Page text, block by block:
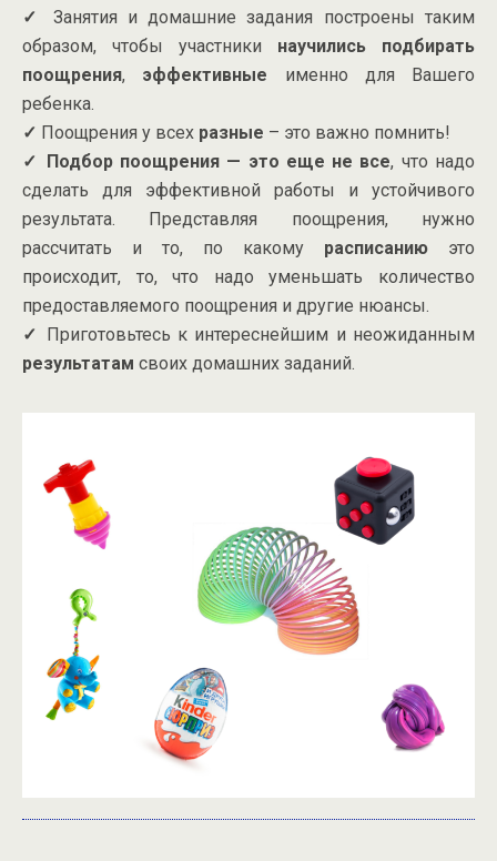
✓
Занятия и домашние задания построены таким
образом, чтобы участники научились подбирать
поощрения, эффективные именно для Вашего
ребенка.
✓ Поощрения у всех разные – это важно помнить!
✓ Подбор поощрения — это еще не все, что надо
сделать для эффективной работы и устойчивого
результата. Представляя поощрения, нужно
рассчитать и то, по какому расписанию это
происходит, то, что надо уменьшать количество
предоставляемого поощрения и другие нюансы.
✓ Приготовьтесь к интереснейшим и неожиданным
результатам своих домашних заданий.